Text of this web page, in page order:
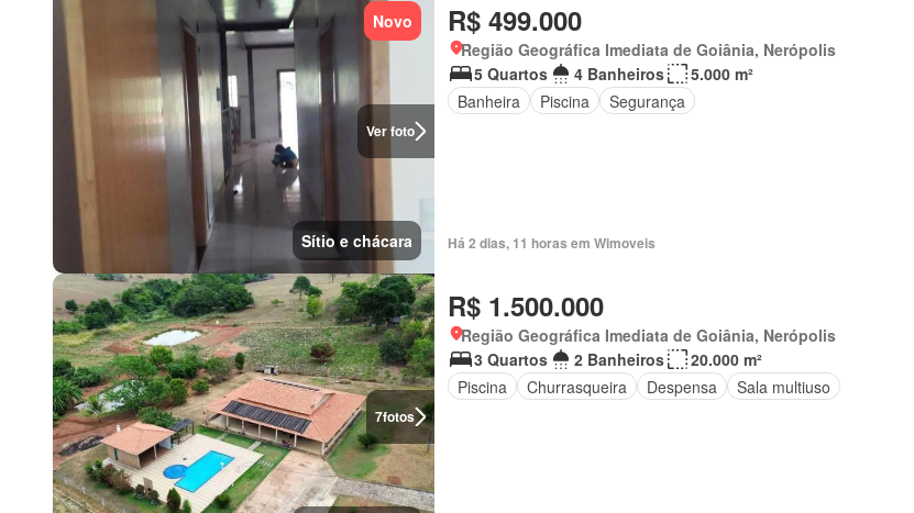
Ver foto
Novo
Sítio e chácara
R$ 499.000
Região Geográfica Imediata de Goiânia, Nerópolis
5 Quartos
4 Banheiros
5.000 m²
Banheira
Piscina Segurança
Há 2 dias, 11 horas em Wimoveis
7fotos
R$ 1.500.000
Região Geográfica Imediata de Goiânia, Nerópolis
3 Quartos
2 Banheiros
20.000 m²
Piscina
Churrasqueira Despensa Sala multiuso